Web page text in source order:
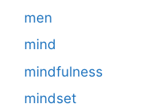
men
mind
mindfulness
mindset